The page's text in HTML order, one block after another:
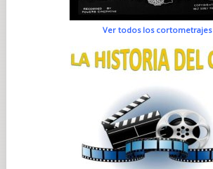
Ver todos los cortometrajes